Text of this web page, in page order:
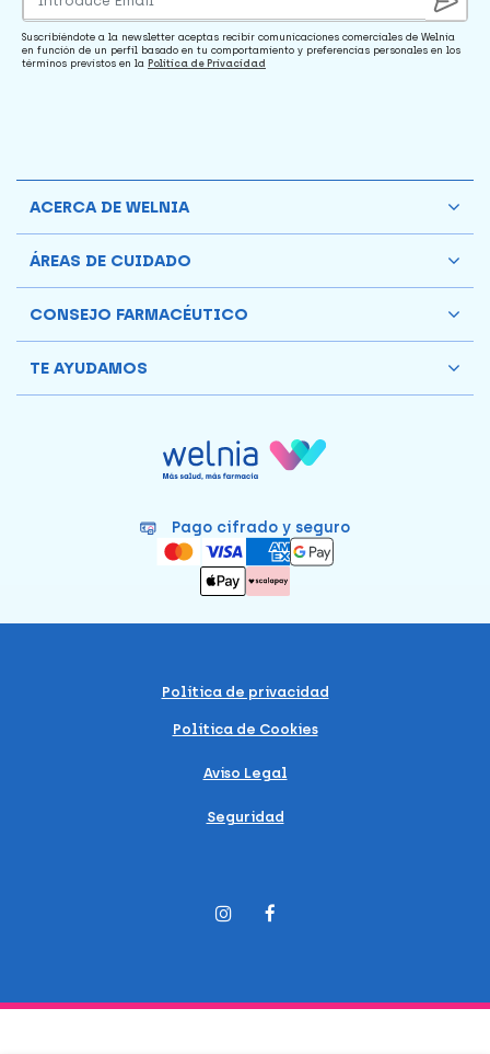
Suscribiéndote a la newsletter aceptas recibir comunicaciones comerciales de Welnia
en función de un perfil basado en tu comportamiento y preferencias personales en los
términos previstos en la Política de Privacidad
Pago cifrado y seguro
ACERCA DE WELNIA
ÁREAS DE CUIDADO
CONSEJO FARMACÉUTICO
TE AYUDAMOS
Política de privacidad
Política de Cookies
Aviso Legal
Seguridad